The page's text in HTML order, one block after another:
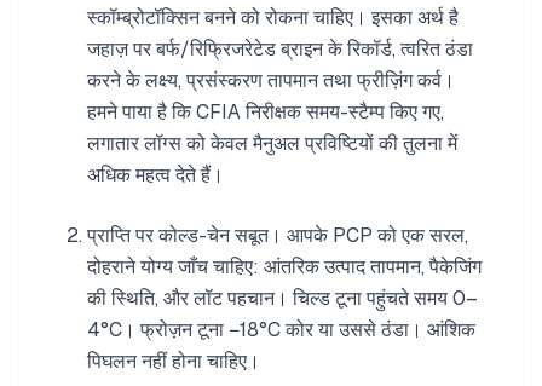
स्कॉम्ब्रोटॉक्सिन बनने को रोकना चाहिए। इसका अर्थ है
जहाज़ पर बर्फ/रिफ्रिजरेटेड ब्राइन के रिकॉर्ड, त्वरित ठंडा
करने के लक्ष्य, प्रसंस्करण तापमान तथा फ्रीज़िंग कर्व।
हमने पाया है कि CFIA निरीक्षक समय-स्टैम्प किए गए,
लगातार लॉग्स को केवल मैनुअल प्रविष्टियों की तुलना में
अधिक महत्व देते हैं।
प्राप्ति पर कोल्ड-चेन सबूत। आपके PCP को एक सरल,
दोहराने योग्य जाँच चाहिए: आंतरिक उत्पाद तापमान, पैकेजिंग
की स्थिति, और लॉट पहचान। चिल्ड टूना पहुंचते समय 0–
4°C। फ्रोज़न टूना −18°C कोर या उससे ठंडा। आंशिक
पिघलन नहीं होना चाहिए।